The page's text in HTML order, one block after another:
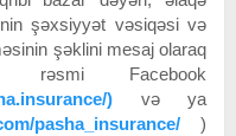
şəxsiyyət vəsiqəsi və
şəklini mesaj olaraq
rəsmi Facebook
) və ya
pasha_insurance/)